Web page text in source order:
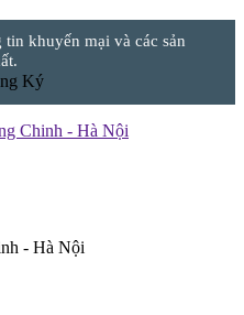
khuyến mại và các sản
Ký
Chinh - Hà Nội
- Hà Nội